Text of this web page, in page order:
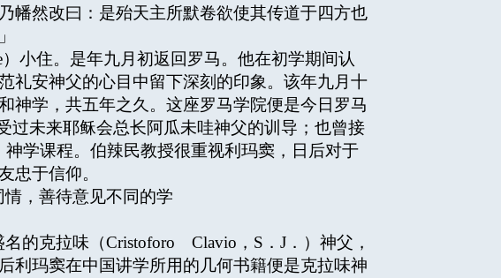
幡然改曰：是殆天主所默卷欲使其传道于四方也
小住。是年九月初返回罗马。他在初学期间认
礼安神父的心目中留下深刻的印象。该年九月十
神学，共五年之久。这座罗马学院便是今日罗马
过未来耶稣会总长阿瓜未哇神父的训导；也曾接
学课程。伯辣民教授很重视利玛窦，日后对于
忠于信仰。
，善待意见不同的学
的克拉味（Cristoforo Clavio，S．J．）神父，
利玛窦在中国讲学所用的几何书籍便是克拉味神